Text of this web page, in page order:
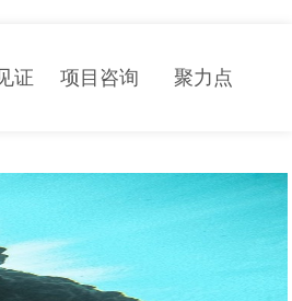
证 项目咨询 聚力点